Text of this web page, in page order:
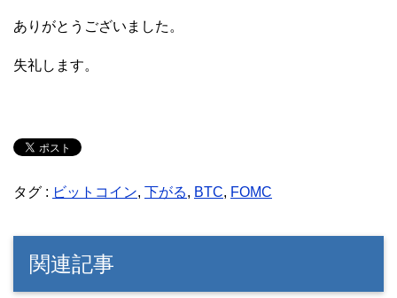
ありがとうございました。
失礼します。
タグ : ビットコイン, 下がる, BTC, FOMC
関連記事